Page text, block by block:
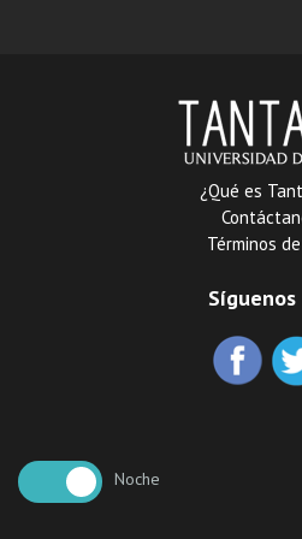
¿Qué es
Términos
Síguenos
Noche